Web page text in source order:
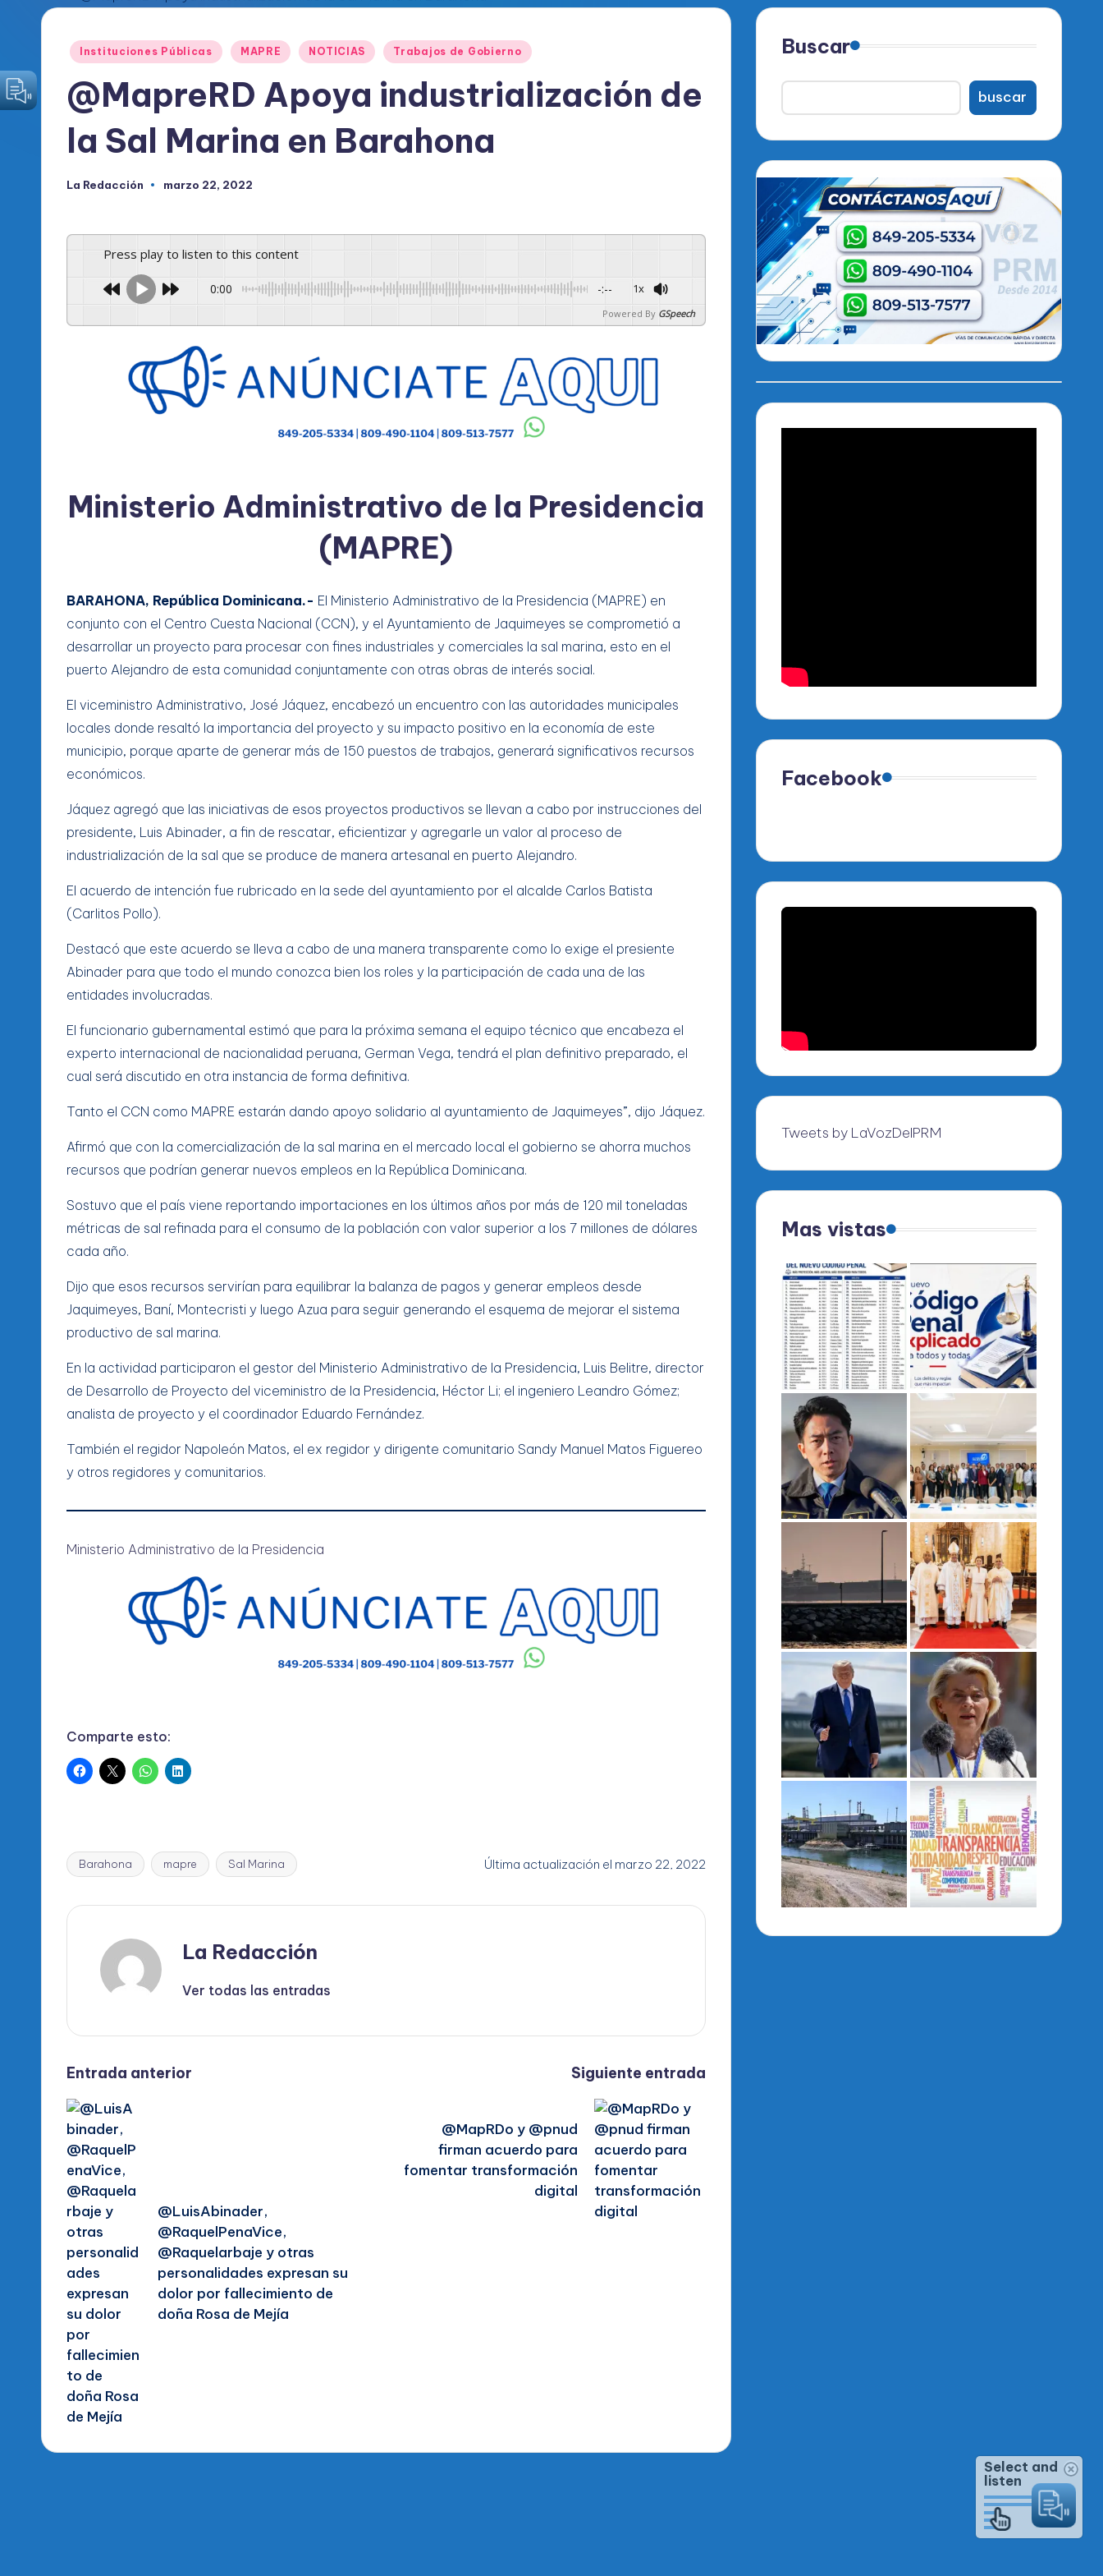
fi
Publicado
Instituciones Públicas MAPRE NOTICIAS Trabajos de Gobierno
@MapreRD Apoya industrialización de
la Sal Marina en Barahona
Publicado
La Redacción marzo 22, 2022
Press play to listen to this content
0:00 -:-- 1x
Powered By GSpeech
Ministerio Administrativo de la Presidencia
(MAPRE)
BARAHONA, República Dominicana.- El Ministerio Administrativo de la Presidencia (MAPRE) en
conjunto con el Centro Cuesta Nacional (CCN), y el Ayuntamiento de Jaquimeyes se comprometió a
desarrollar un proyecto para procesar con fines industriales y comerciales la sal marina, esto en el
puerto Alejandro de esta comunidad conjuntamente con otras obras de interés social.
El viceministro Administrativo, José Jáquez, encabezó un encuentro con las autoridades municipales
locales donde resaltó la importancia del proyecto y su impacto positivo en la economía de este
municipio, porque aparte de generar más de 150 puestos de trabajos, generará significativos recursos
económicos.
Jáquez agregó que las iniciativas de esos proyectos productivos se llevan a cabo por instrucciones del
presidente, Luis Abinader, a fin de rescatar, eficientizar y agregarle un valor al proceso de
industrialización de la sal que se produce de manera artesanal en puerto Alejandro.
El acuerdo de intención fue rubricado en la sede del ayuntamiento por el alcalde Carlos Batista
(Carlitos Pollo).
Destacó que este acuerdo se lleva a cabo de una manera transparente como lo exige el presiente
Abinader para que todo el mundo conozca bien los roles y la participación de cada una de las
entidades involucradas.
El funcionario gubernamental estimó que para la próxima semana el equipo técnico que encabeza el
experto internacional de nacionalidad peruana, German Vega, tendrá el plan definitivo preparado, el
cual será discutido en otra instancia de forma definitiva.
Tanto el CCN como MAPRE estarán dando apoyo solidario al ayuntamiento de Jaquimeyes”, dijo Jáquez.
Afirmó que con la comercialización de la sal marina en el mercado local el gobierno se ahorra muchos
recursos que podrían generar nuevos empleos en la República Dominicana.
Sostuvo que el país viene reportando importaciones en los últimos años por más de 120 mil toneladas
métricas de sal refinada para el consumo de la población con valor superior a los 7 millones de dólares
cada año.
Dijo que esos recursos servirían para equilibrar la balanza de pagos y generar empleos desde
Jaquimeyes, Baní, Montecristi y luego Azua para seguir generando el esquema de mejorar el sistema
productivo de sal marina.
En la actividad participaron el gestor del Ministerio Administrativo de la Presidencia, Luis Belitre, director
de Desarrollo de Proyecto del viceministro de la Presidencia, Héctor Li; el ingeniero Leandro Gómez;
analista de proyecto y el coordinador Eduardo Fernández.
También el regidor Napoleón Matos, el ex regidor y dirigente comunitario Sandy Manuel Matos Figuereo
y otros regidores y comunitarios.
Ministerio Administrativo de la Presidencia
Comparte esto:
Etiquetas:
Barahona mapre Sal Marina Última actualización el marzo 22, 2022
La Redacción
Ver todas las entradas
Navegación
de
entradas
Entrada anterior
@LuisAbinader,
@RaquelPenaVice,
@Raquelarbaje y otras
personalidades expresan su
dolor por fallecimiento de
doña Rosa de Mejía
Siguiente entrada
@MapRDo y @pnud
firman acuerdo para
fomentar transformación
digital
Buscar
buscar
Facebook
Tweets by LaVozDelPRM
Mas vistas
Select and
listen